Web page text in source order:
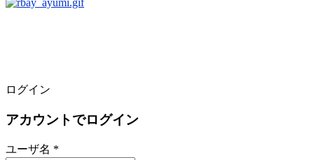
ログイン
アカウントでログイン
ユーザ名 *